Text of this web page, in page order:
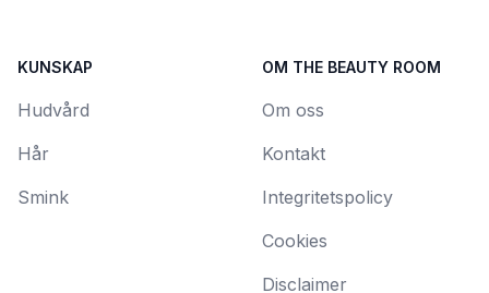
KUNSKAP
Hudvård
Hår
Smink
OM THE BEAUTY ROOM
Om oss
Kontakt
Integritetspolicy
Cookies
Disclaimer